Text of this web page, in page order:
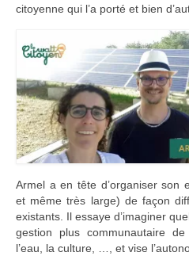
Adhérer
PROJETS
LE WATT CITOYEN
Parc Photovoltaïque
Structure juridique
Les lettres aux
Inauguration du parc
Exploitation
citoyenne qui l’a porté et bien
Armel a en tête d’organiser son
et même très large) de façon
existants. Il essaye d’imaginer
gestion plus communautaire de
l’eau, la culture, …, et vise